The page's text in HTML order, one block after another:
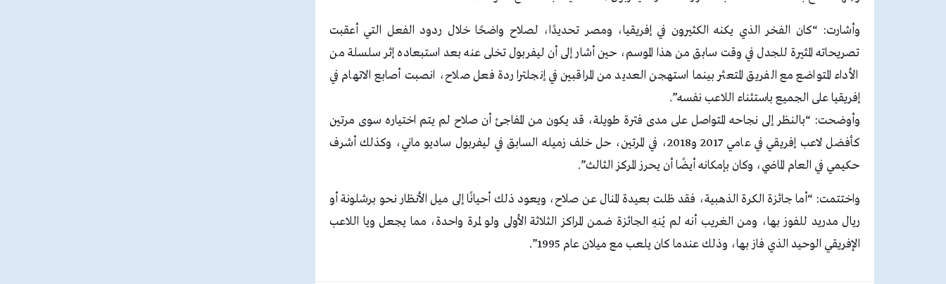
وأشارت: “كان الفخر الذي يكنه الكثيرون في إفريقيا، ومصر تحديدًا، لصلاح واضحًا خلال ردود الفعل التي أعقبت
تصريحاته المثيرة للجدل في وقت سابق من هذا الموسم، حين أشار إلى أن ليفربول تخلى عنه بعد استبعاده إثر سلسلة من
الأداء المتواضع مع الفريق المتعثر بينما استهجن العديد من المراقبين في إنجلترا ردة فعل صلاح، انصبت أصابع الاتهام في
إفريقيا على الجميع باستثناء اللاعب نفسه”.
وأوضحت: “بالنظر إلى نجاحه المتواصل على مدى فترة طويلة، قد يكون من المفاجئ أن صلاح لم يتم اختياره سوى مرتين
كأفضل لاعب إفريقي في عامي 2017 و2018، في المرتين، حل خلف زميله السابق في ليفربول ساديو ماني، وكذلك أشرف
حكيمي في العام الماضي، وكان بإمكانه أيضًا أن يحرز المركز الثالث”.
واختتمت: “أما جائزة الكرة الذهبية، فقد ظلت بعيدة المنال عن صلاح، ويعود ذلك أحيانًا إلى ميل الأنظار نحو برشلونة أو
ريال مدريد للفوز بها، ومن الغريب أنه لم يُنهِ الجائزة ضمن المراكز الثلاثة الأولى ولو لمرة واحدة، مما يجعل ويا اللاعب
الإفريقي الوحيد الذي فاز بها، وذلك عندما كان يلعب مع ميلان عام 1995”.